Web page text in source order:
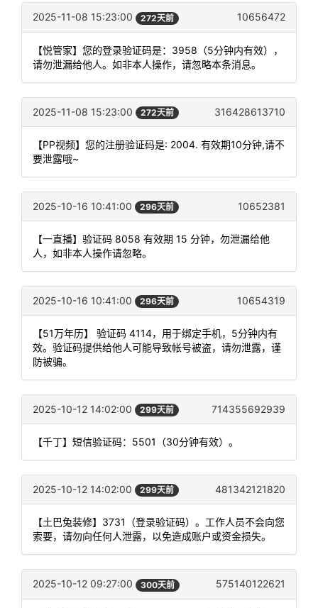
2025-11-08 15:23:00 272天前 10656472
【悦管家】您的登录验证码是：3958（5分钟内有效），
请勿泄漏给他人。如非本人操作，请忽略本条消息。
2025-11-08 15:23:00 272天前 316428613710
【PP视频】您的注册验证码是: 2004. 有效期10分钟,请不
要泄露哦~
2025-10-16 10:41:00 296天前 10652381
【一直播】验证码 8058 有效期 15 分钟，勿泄漏给他
人，如非本人操作请忽略。
2025-10-16 10:41:00 296天前 10654319
【51万年历】 验证码 4114，用于绑定手机，5分钟内有
效。验证码提供给他人可能导致帐号被盗，请勿泄露，谨
防被骗。
2025-10-12 14:02:00 299天前 714355692939
【千丁】短信验证码：5501（30分钟有效）。
2025-10-12 14:02:00 299天前 481342121820
【土巴兔装修】3731（登录验证码）。工作人员不会向您
索要，请勿向任何人泄露，以免造成账户或资金损失。
2025-10-12 09:27:00 300天前 575140122621